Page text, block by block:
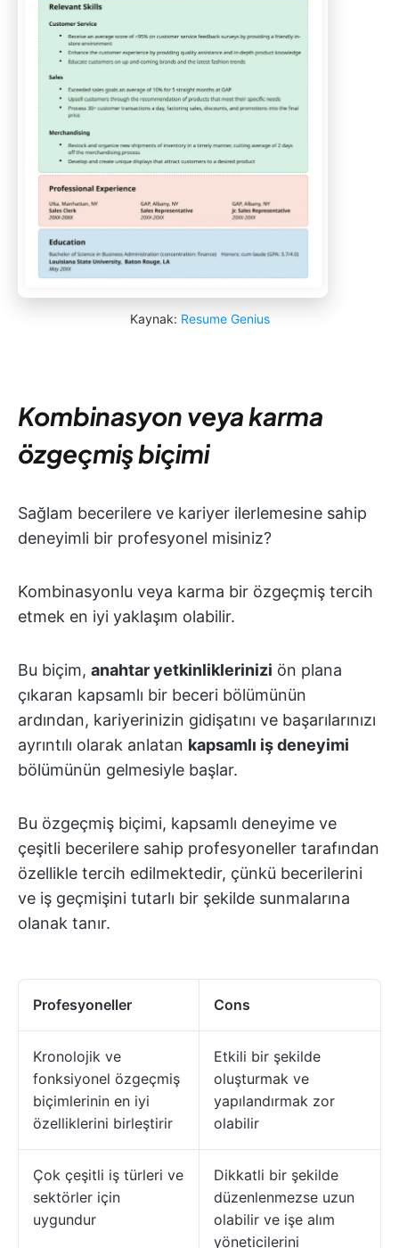
Kaynak: Resume Genius
Kombinasyon veya karma
özgeçmiş biçimi
Sağlam becerilere ve kariyer ilerlemesine sahip
deneyimli bir profesyonel misiniz?
Kombinasyonlu veya karma bir özgeçmiş tercih
etmek en iyi yaklaşım olabilir.
Bu biçim, anahtar yetkinliklerinizi ön plana
çıkaran kapsamlı bir beceri bölümünün
ardından, kariyerinizin gidişatını ve başarılarınızı
ayrıntılı olarak anlatan kapsamlı iş deneyimi
bölümünün gelmesiyle başlar.
Bu özgeçmiş biçimi, kapsamlı deneyime ve
çeşitli becerilere sahip profesyoneller tarafından
özellikle tercih edilmektedir, çünkü becerilerini
ve iş geçmişini tutarlı bir şekilde sunmalarına
olanak tanır.
Profesyoneller Cons
Kronolojik ve
fonksiyonel özgeçmiş
biçimlerinin en iyi
özelliklerini birleştirir
Etkili bir şekilde
oluşturmak ve
yapılandırmak zor
olabilir
Çok çeşitli iş türleri ve
sektörler için
uygundur
Dikkatli bir şekilde
düzenlenmezse uzun
olabilir ve işe alım
yöneticilerini